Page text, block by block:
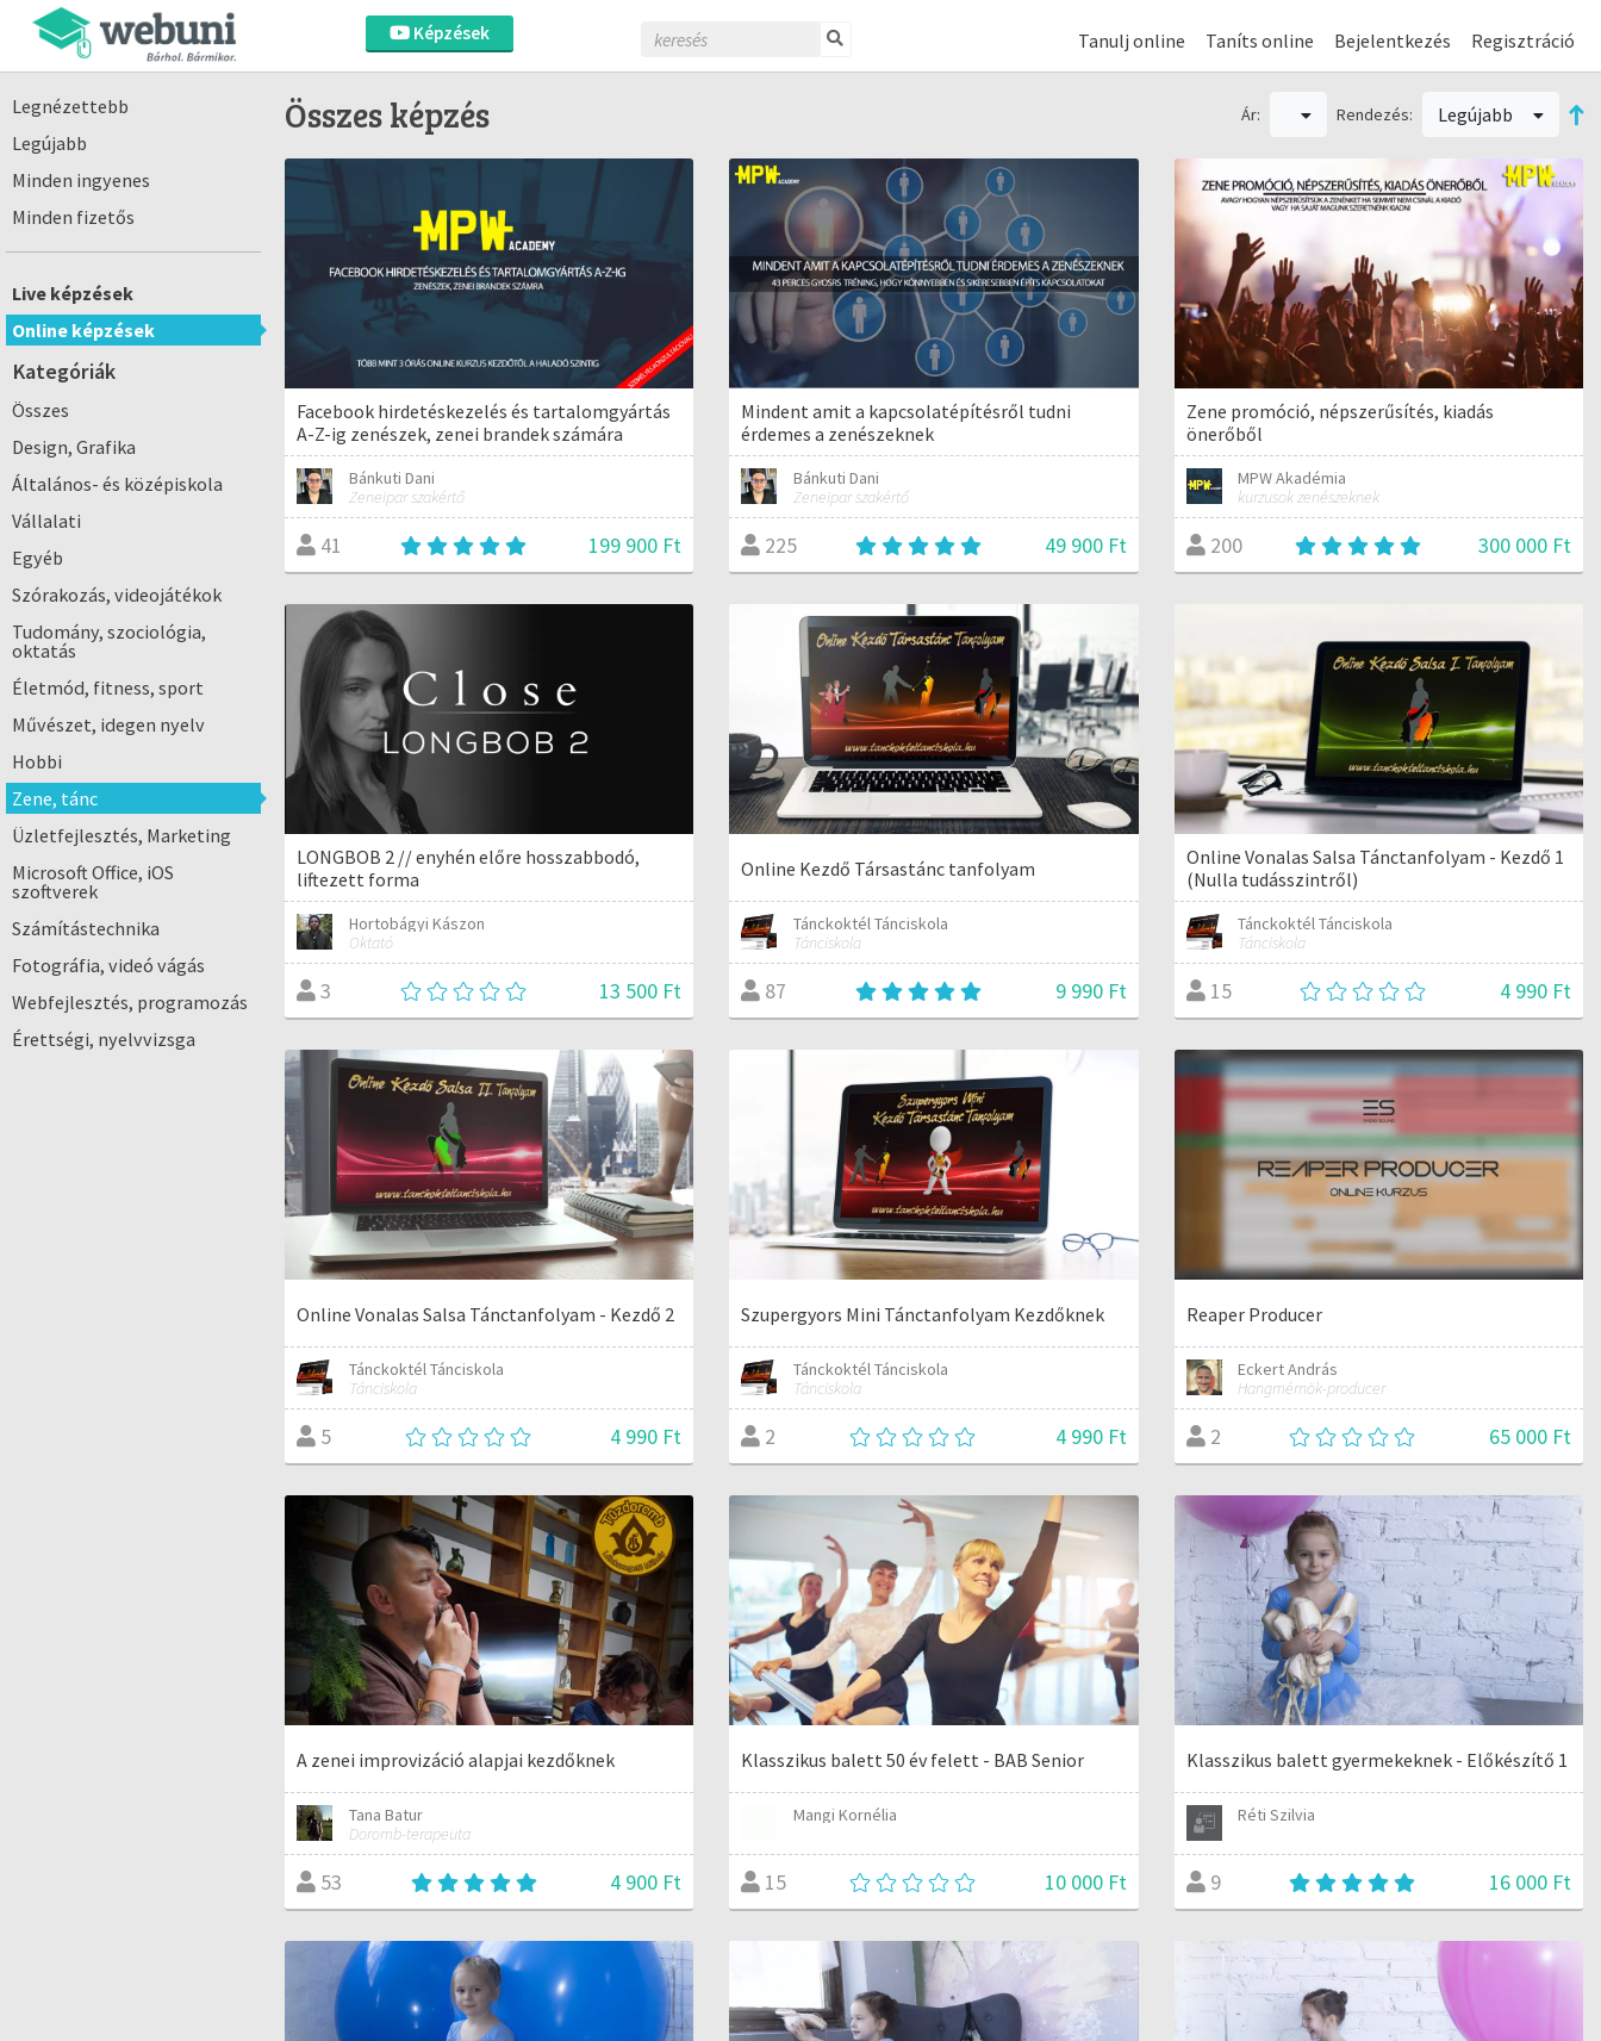
Képzések Tanulj online Taníts online Bejelentkezés Regisztráció
Legnézettebb
Legújabb
Minden ingyenes
Minden fizetős
Live képzések
Online képzések
Kategóriák
Összes
Design, Grafika
Általános- és középiskola
Vállalati
Egyéb
Szórakozás, videojátékok
Tudomány, szociológia,
oktatás
Életmód, fitness, sport
Művészet, idegen nyelv
Hobbi
Zene, tánc
Üzletfejlesztés, Marketing
Microsoft Office, iOS
szoftverek
Számítástechnika
Fotográfia, videó vágás
Webfejlesztés, programozás
Érettségi, nyelvvizsga
Összes képzés Ár: Rendezés: Legújabb
Facebook hirdetéskezelés és tartalomgyártás
A-Z-ig zenészek, zenei brandek számára
Bánkuti Dani
Zeneipar szakértő
41 199 900 Ft
Mindent amit a kapcsolatépítésről tudni
érdemes a zenészeknek
Bánkuti Dani
Zeneipar szakértő
225 49 900 Ft
Zene promóció, népszerűsítés, kiadás
önerőből
MPW Akadémia
kurzusok zenészeknek
200 300 000 Ft
LONGBOB 2 // enyhén előre hosszabbodó,
liftezett forma
Hortobágyi Kászon
Oktató
3 13 500 Ft
Online Kezdő Társastánc tanfolyam
Tánckoktél Tánciskola
Tánciskola
87 9 990 Ft
Online Vonalas Salsa Tánctanfolyam - Kezdő 1
(Nulla tudásszintről)
Tánckoktél Tánciskola
Tánciskola
15 4 990 Ft
Online Vonalas Salsa Tánctanfolyam - Kezdő 2
Tánckoktél Tánciskola
Tánciskola
5 4 990 Ft
Szupergyors Mini Tánctanfolyam Kezdőknek
Tánckoktél Tánciskola
Tánciskola
2 4 990 Ft
Reaper Producer
Eckert András
Hangmérnök-producer
2 65 000 Ft
A zenei improvizáció alapjai kezdőknek
Tana Batur
Doromb-terapeuta
53 4 900 Ft
Klasszikus balett 50 év felett - BAB Senior
Mangi Kornélia
15 10 000 Ft
Klasszikus balett gyermekeknek - Előkészítő 1
Réti Szilvia
9 16 000 Ft